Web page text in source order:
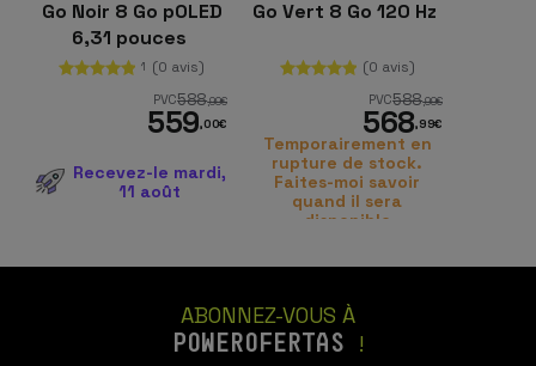
Go Noir 8 Go pOLED
6,31 pouces
1 (0 avis)
PVC588,99€
559,00€
Recevez-le mardi,
11 août
Go Vert 8 Go 120 Hz
(0 avis)
PVC588,99€
568,99€
Temporairement en
rupture de stock.
Faites-moi savoir
quand il sera
disponible
ABONNEZ-VOUS À
POWEROFERTAS !